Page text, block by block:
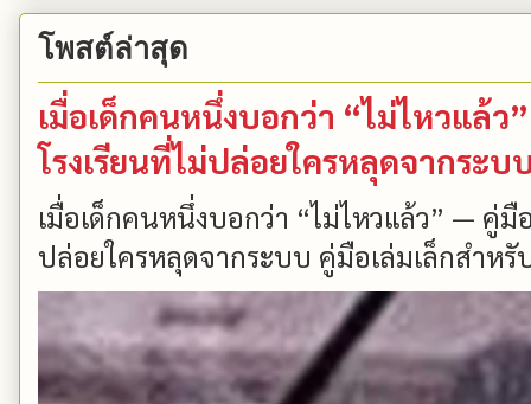
โพสต์ล่าสุด
เมื่อเด็กคนหนึ่งบอกว่า “ไม่ไหวแล้
โรงเรียนที่ไม่ปล่อยใครหลุดจากระบ
เมื่อเด็กคนหนึ่งบอกว่า “ไม่ไหวแล้ว” — คู่
ปล่อยใครหลุดจากระบบ คู่มือเล่มเล็กสำหรั